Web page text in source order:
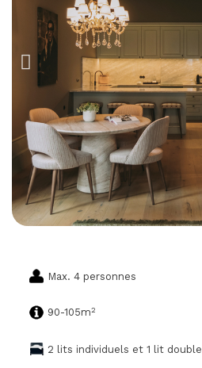
Max. 4 personnes
90-105m2
2 lits individuels et 1 lit double